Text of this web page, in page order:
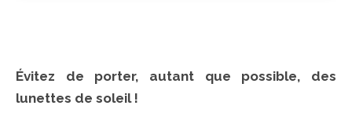
Évitez de porter, autant que possible, des
lunettes de soleil !